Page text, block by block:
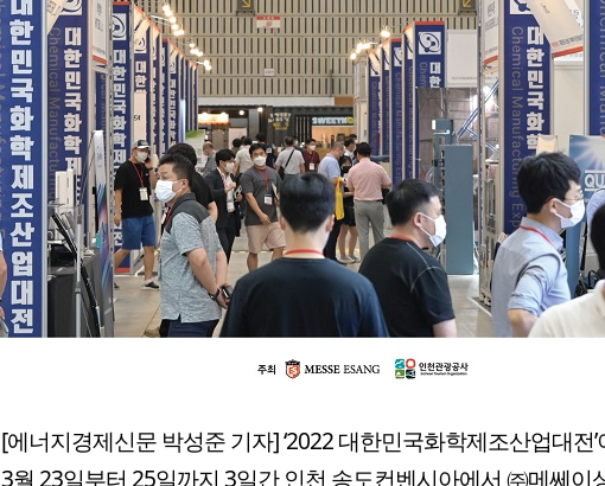
[에너지경제신문 박성준 기자] ‘2022 대한민국화학제조산업대전
3월 23일부터 25일까지 3일간 인천 송도컨벤시아에서 ㈜메쎄이